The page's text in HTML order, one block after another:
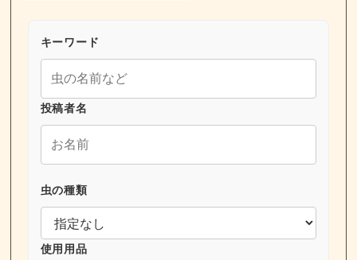
キーワード
投稿者名
虫の種類
使用用品